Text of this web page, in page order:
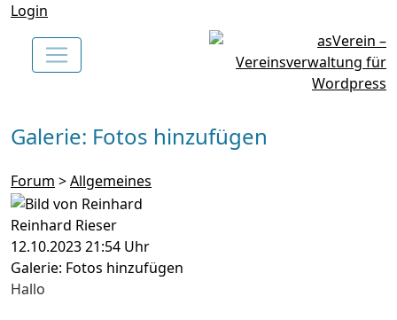
Login
Galerie: Fotos hinzufügen
Forum >Allgemeines
Reinhard Rieser
12.10.2023 21:54 Uhr
Galerie: Fotos hinzufügen
Hallo